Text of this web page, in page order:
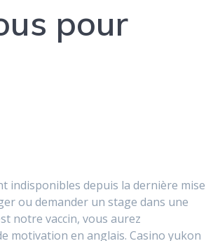
pour
indisponibles depuis la dernière
ou demander un stage dans une
notre vaccin, vous aurez
motivation en anglais. Casino yukon